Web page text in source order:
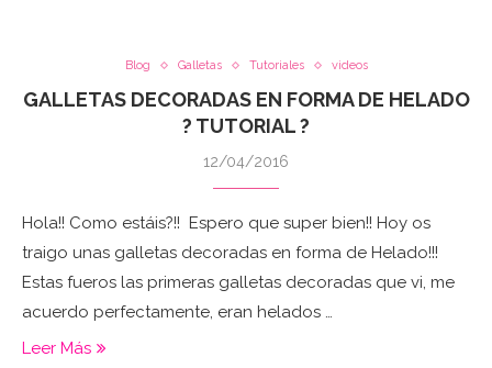
Blog Galletas Tutoriales videos
GALLETAS DECORADAS EN FORMA DE HELADO
? TUTORIAL ?
12/04/2016
Hola!! Como estáis?!! Espero que super bien!! Hoy os
traigo unas galletas decoradas en forma de Helado!!!
Estas fueros las primeras galletas decoradas que vi, me
acuerdo perfectamente, eran helados …
Leer Más